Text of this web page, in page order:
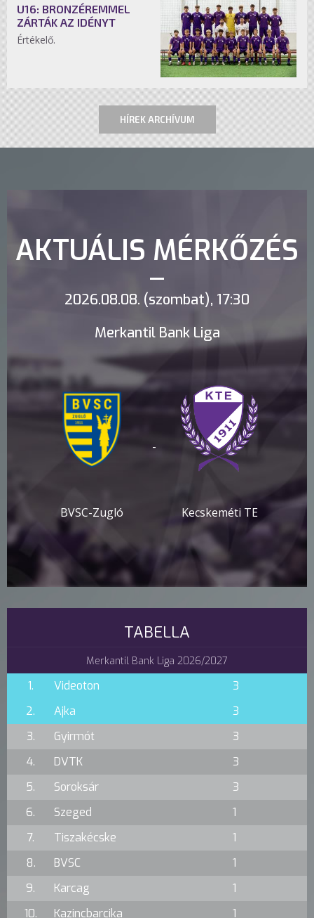
U16: BRONZÉREMMEL
ZÁRTÁK AZ IDÉNYT
Értékelő.
HÍREK ARCHÍVUM
AKTUÁLIS MÉRKŐZÉS
2026.08.08. (szombat), 17:30
Merkantil Bank Liga
BVSC-Zugló
-
Kecskeméti TE
TABELLA
Merkantil Bank Liga 2026/2027
1. Videoton
3
2.
Ajka
3
3.
Gyirmót
3
4.
DVTK
3
5.
Soroksár
3
6.
Szeged
1
7.
Tiszakécske
1
8.
BVSC
1
9.
Karcag
1
10.
Kazincbarcika 1